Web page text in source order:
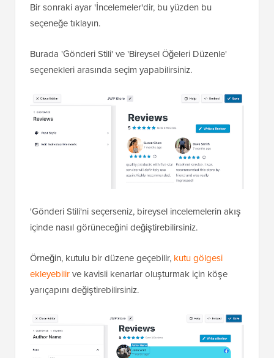
Bir sonraki ayar 'İncelemeler'dir, bu yüzden bu
seçeneğe tıklayın.
Burada 'Gönderi Stili' ve 'Bireysel Öğeleri Düzenle'
seçenekleri arasında seçim yapabilirsiniz.
'Gönderi Stili'ni seçerseniz, bireysel incelemelerin akış
içinde nasıl görüneceğini değiştirebilirsiniz.
Örneğin, kutulu bir düzene geçebilir, kutu gölgesi
ekleyebilirve kavisli kenarlar oluşturmak için köşe
yarıçapını değiştirebilirsiniz.